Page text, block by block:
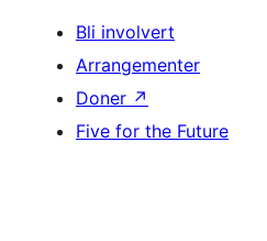
Bli involvert
Arrangementer
Doner ↗
Five for the Future